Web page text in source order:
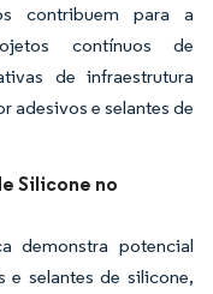
contribuem para a
contínuos de
de infraestrutura
adesivos e selantes de
Silicone no
demonstra potencial
selantes de silicone,